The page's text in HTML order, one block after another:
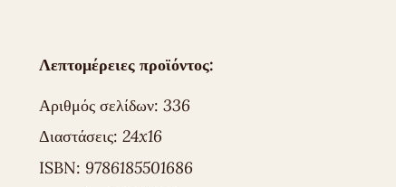
Λεπτομέρειες προϊόντος:
Αριθμός σελίδων:336
Διαστάσεις:24x16
ISBN: 9786185501686